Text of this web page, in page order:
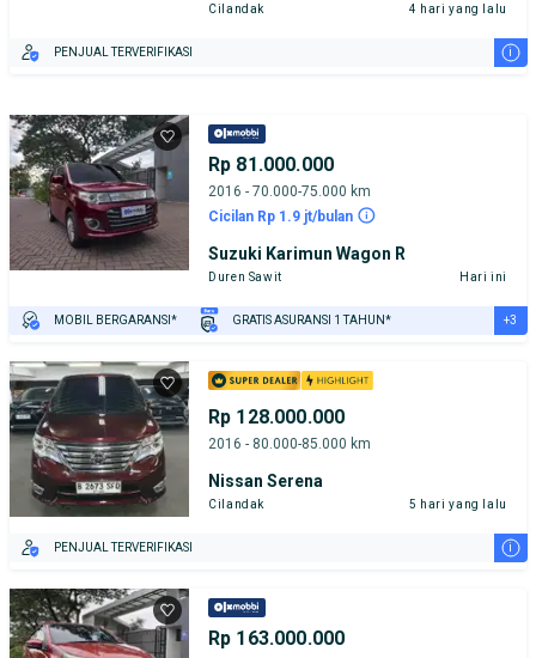
Cilandak 4 hari yang lalu
PENJUAL TERVERIFIKASI i
Rp 81.000.000
2016 - 70.000-75.000 km
Cicilan Rp 1.9 jt/bulan
Suzuki Karimun Wagon R
Duren Sawit Hari ini
MOBIL BERGARANSI* GRATIS ASURANSI 1 TAHUN*
PENJUAL TERVERIFIKASI
+3
Rp 128.000.000
2016 - 80.000-85.000 km
Nissan Serena
Cilandak 5 hari yang lalu
PENJUAL TERVERIFIKASI i
Rp 163.000.000